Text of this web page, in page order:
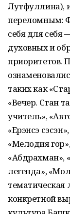
Лутфуллина),
переломным:
себя для себя
духовных и
приоритетов.
таких как
«Вечер. Стан
учитель»,
«Ерэнсэ
«Мелодия
«Абдрахман»,
легенда»,
тематическая
конкретной